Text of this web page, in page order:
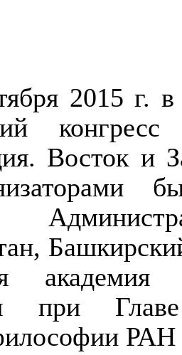
2015 г.
Восток и
при
РАН